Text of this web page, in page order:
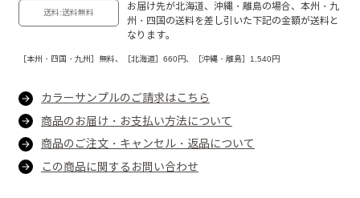
送料:送料無料
お届け先が北海道、沖縄・離島の場合、本州・九
州・四国の送料を差し引いた下記の金額が送料と
なります。
［本州・四国・九州］無料、［北海道］660円、［沖縄・離島］1,540円
カラーサンプルのご請求はこちら
商品のお届け・お支払い方法について
商品のご注文・キャンセル・返品について
この商品に関するお問い合わせ